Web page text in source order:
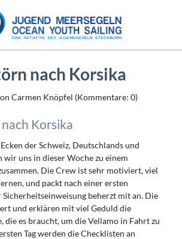
nach Korsika
Carmen Knöpfel (Kommentare: 0)
Korsika
der Schweiz, Deutschlands und
wir uns in dieser Woche zu einem
Die Crew ist sehr motiviert, viel
und packt nach einer ersten
beherzt mit an. Die
und erklären mit viel Geduld die
die es braucht, um die Vellamo in Fahrt zu
Tag werden die Checklisten an